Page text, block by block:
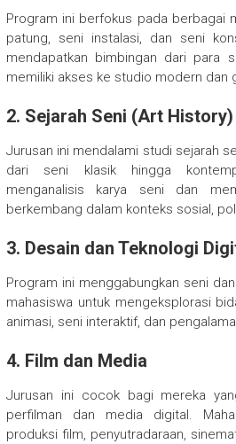
Program ini berfokus pada berbagai
patung, seni instalasi, dan seni
mendapatkan bimbingan dari para
memiliki akses ke studio modern dan
2. Sejarah Seni (Art History)
Jurusan ini mendalami studi sejarah
dari seni klasik hingga
menganalisis karya seni dan
berkembang dalam konteks sosial,
3. Desain dan Teknologi
Program ini menggabungkan seni
mahasiswa untuk mengeksplorasi
animasi, seni interaktif, dan
4. Film dan Media
Jurusan ini cocok bagi mereka
perfilman dan media digital.
produksi film, penyutradaraan,